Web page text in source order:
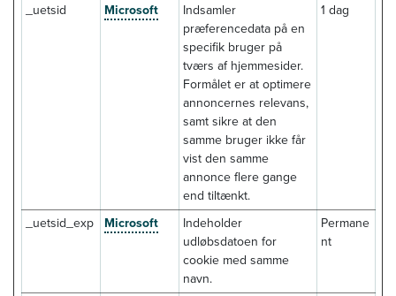
_uetsid Microsoft
Indsamler
præferencedata på en
specifik bruger på
tværs af hjemmesider.
Formålet er at optimere
annoncernes relevans,
samt sikre at den
samme bruger ikke får
vist den samme
annonce flere gange
end tiltænkt.
1 dag
_uetsid_exp Microsoft
Indeholder
udløbsdatoen for
cookie med samme
navn.
Permane
nt